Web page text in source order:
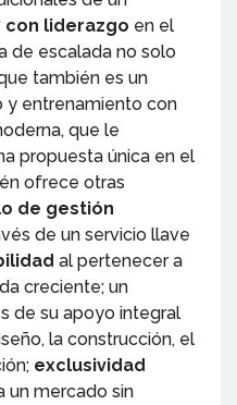
liderazgo en el
de escalada no solo
también es un
y entrenamiento con
que le
propuesta única en el
ofrece otras
de gestión
de un servicio llave
al pertenecer a
creciente; un
de su apoyo integral
la construcción, el
exclusividad
un mercado sin